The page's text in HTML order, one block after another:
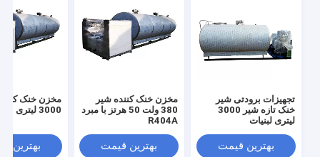
تجهیزات برودتی شیر
خنک تازه شیر 3000
لیتری لبنیات
بهترین قیمت
مخزن خنک کننده شیر
380 ولت 50 هرتز با مبرد
R404A
بهترین قیمت
مخزن خنک
3000 لیتری
بهترین